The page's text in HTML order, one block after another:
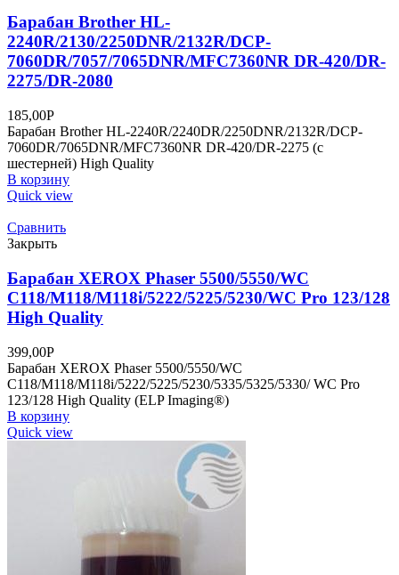
Барабан Brother HL-
2240R/2130/2250DNR/2132R/DCP-
7060DR/7057/7065DNR/MFC7360NR DR-420/DR-
2275/DR-2080
185,00Р
Барабан Brother HL-2240R/2240DR/2250DNR/2132R/DCP-
7060DR/7065DNR/MFC7360NR DR-420/DR-2275 (с
шестерней) High Quality
В корзину
Quick view
Сравнить
Закрыть
Барабан XEROX Phaser 5500/5550/WC
C118/M118/M118i/5222/5225/5230/WC Pro 123/128
High Quality
399,00Р
Барабан XEROX Phaser 5500/5550/WC
C118/M118/M118i/5222/5225/5230/5335/5325/5330/ WC Pro
123/128 High Quality (ELP Imaging®)
В корзину
Quick view